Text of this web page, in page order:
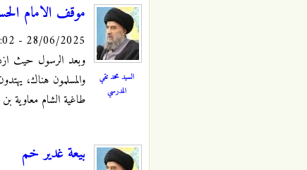
السيد محمد تقي
المدرسي
موقف الامام
28/06/2025 - 00:02
وبعد الرسول حيث
والمسلمون هناك،
طاغية الشام معاوية
بيعة غدير خم